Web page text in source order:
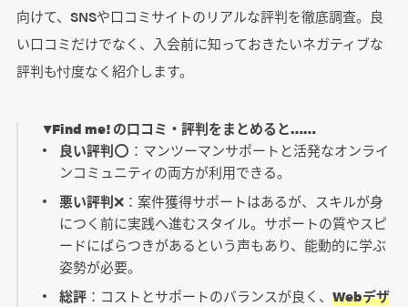
向けて、SNSや口コミサイトのリアルな評判を徹底調査。良
い口コミだけでなく、入会前に知っておきたいネガティブな
評判も忖度なく紹介します。
▼Find me! の口コミ・評判をまとめると……
良い評判⭕️：マンツーマンサポートと活発なオンライ
ンコミュニティの両方が利用できる。
悪い評判❌：案件獲得サポートはあるが、スキルが身
につく前に実践へ進むスタイル。サポートの質やスピ
ードにばらつきがあるという声もあり、能動的に学ぶ
姿勢が必要。
総評 ：コストとサポートのバランスが良く、Webデザ